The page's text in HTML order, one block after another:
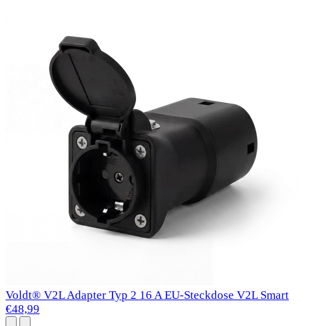
Voldt® V2L Adapter Typ 2 16 A EU-Steckdose V2L Smart
€48,99